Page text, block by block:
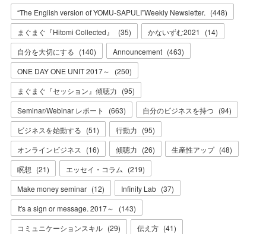
“The English version of YOMU-SAPULI”Weekly Newsletter. (448)
まぐまぐ『Hitomi Collected』
(35) かないずむ2021 (14)
自分を大切にする (140) Announcement (463)
ONE DAY ONE UNIT 2017～
(250)
まぐまぐ『セッション』傾聴力 (95)
Seminar/Webinar レポート
(663) 自分のビジネスを持つ (94)
ビジネスを始動する (51) 行動力 (95)
オンラインビジネス
(16) 傾聴力 (26) 生産性アップ (48)
瞑想 (21) エッセイ・コラム (219)
Make money seminar (12) Infinity Lab (37)
It's a sign or message. 2017～
(143)
コミュニケーションスキル (29) 伝え方 (41)